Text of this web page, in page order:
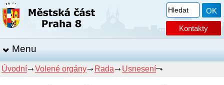
Kontakty
Menu
Úvodní Volené orgány Rada Usnesení